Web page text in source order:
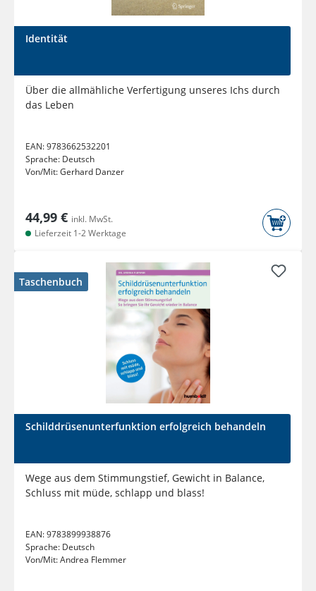
Identität
Über die allmähliche Verfertigung unseres Ichs durch
das Leben
EAN:9783662532201
Sprache: Deutsch
Von/Mit:Gerhard Danzer
44,99 € inkl. MwSt.
Lieferzeit 1-2 Werktage
Taschenbuch
Schilddrüsenunterfunktion erfolgreich behandeln
Wege aus dem Stimmungstief, Gewicht in Balance,
Schluss mit müde, schlapp und blass!
EAN:9783899938876
Sprache: Deutsch
Von/Mit:Andrea Flemmer